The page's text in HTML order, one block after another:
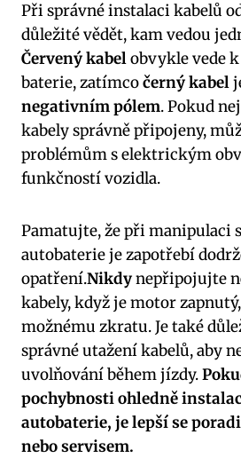
Při správné instalaci kabelů
důležité vědět, kam vedou
Červený kabelobvykle vede k
baterie, zatímcočerný kabel
negativním pólem. Pokud
kabely správně připojeny,
problémům s elektrickým
funkčností vozidla.
Pamatujte, že při manipulaci
autobaterie je zapotřebí
opatření.Nikdynepřipojujte
kabely, když je motor
možnému zkratu. Je také
správné utažení kabelů, aby
uvolňování během jízdy.
pochybnosti ohledně
autobaterie, je lepší se
nebo servisem.